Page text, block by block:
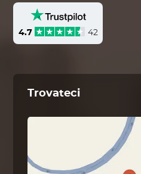
4.7 42
Trovateci